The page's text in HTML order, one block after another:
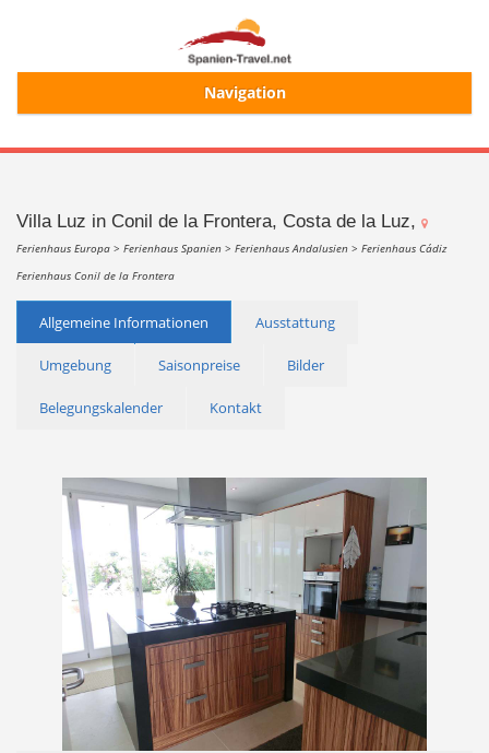
Navigation
Start
Alle Ferienhäuser
Merkliste
Login/Registrierung
Villa Luz in Conil de la Frontera, Costa de la Luz,
Ferienhaus Europa > Ferienhaus Spanien > Ferienhaus Andalusien > Ferienhaus Cádiz
Ferienhaus Conil de la Frontera
Allgemeine Informationen Ausstattung
Umgebung Saisonpreise Bilder
Belegungskalender Kontakt